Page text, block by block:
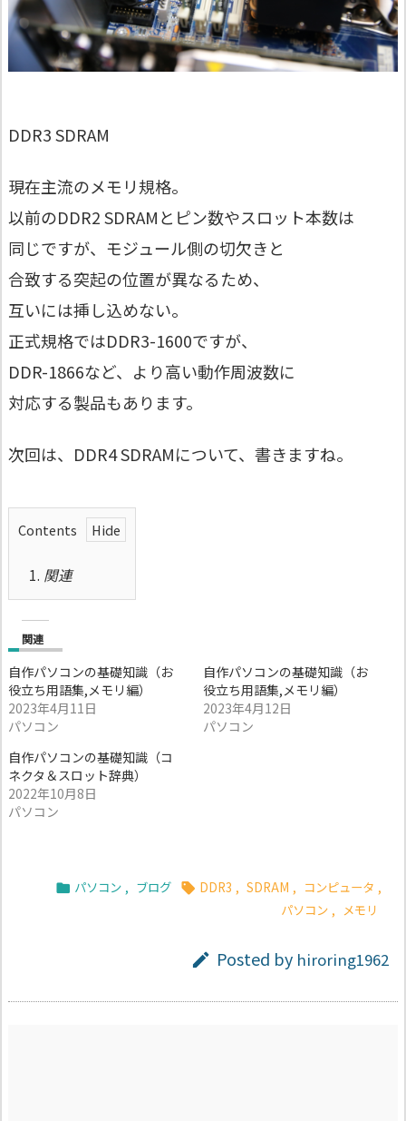
DDR3 SDRAM
現在主流のメモリ規格。
以前のDDR2 SDRAMとピン数やスロット本数は
同じですが、モジュール側の切欠きと
合致する突起の位置が異なるため、
互いには挿し込めない。
正式規格ではDDR3-1600ですが、
DDR-1866など、より高い動作周波数に
対応する製品もあります。
次回は、DDR4 SDRAMについて、書きますね。
Contents
1. 関連
関連
自作パソコンの基礎知識（お
役立ち用語集,メモリ編）
2023年4月11日
パソコン
自作パソコンの基礎知識（お
役立ち用語集,メモリ編）
2023年4月12日
パソコン
自作パソコンの基礎知識（コ
ネクタ＆スロット辞典）
2022年10月8日
パソコン
 パソコン , ブログ  DDR3 , SDRAM , コンピュータ ,
パソコン , メモリ
 Posted by hiroring1962